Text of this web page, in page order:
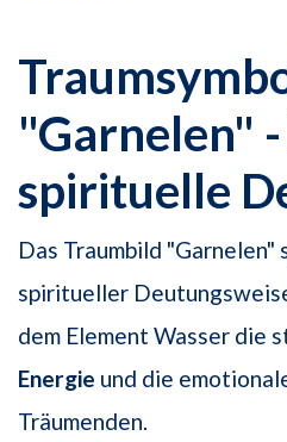
"Garnelen"
spirituelle
Das Traumbild "Garnelen"
spiritueller
dem Element Wasser die
Energie und die
Träumenden.